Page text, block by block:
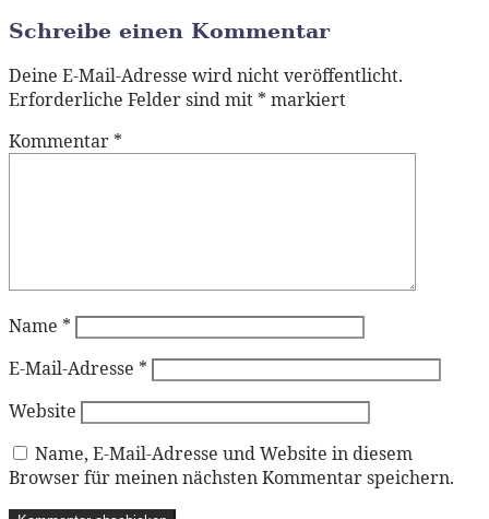
Schreibe einen Kommentar
Deine E-Mail-Adresse wird nicht veröffentlicht.
Erforderliche Felder sind mit * markiert
Kommentar *
Name *
E-Mail-Adresse *
Website
Name, E-Mail-Adresse und Website in diesem
Browser für meinen nächsten Kommentar speichern.